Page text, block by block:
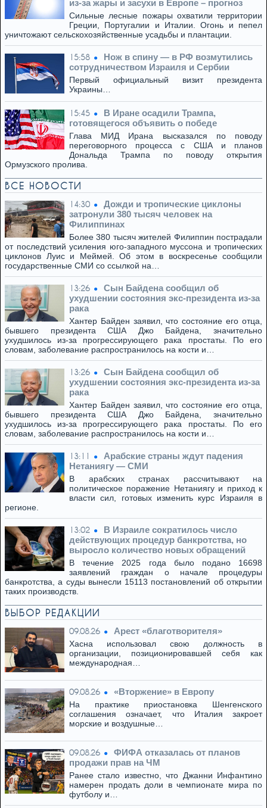
из-за жары и засухи в Европе – прогноз
Сильные лесные пожары охватили территории
Греции, Португалии и Италии. Огонь и пепел
уничтожают сельскохозяйственные усадьбы и плантации.
15:58
Нож в спину — в РФ возмутились
сотрудничеством Израиля и Сербии
Первый официальный визит президента
Украины…
15:45
В Иране осадили Трампа,
готовящегося объявить о победе
Глава МИД Ирана высказался по поводу
переговорного процесса с США и планов
Дональда Трампа по поводу открытия
Ормузского пролива.
ВСЕ НОВОСТИ
14:30
Дожди и тропические циклоны
затронули 380 тысяч человек на
Филиппинах
Более 380 тысяч жителей Филиппин пострадали
от последствий усиления юго-западного муссона и тропических
циклонов Луис и Меймей. Об этом в воскресенье сообщили
государственные СМИ со ссылкой на…
13:26
Сын Байдена сообщил об
ухудшении состояния экс-президента из-за
рака
Хантер Байден заявил, что состояние его отца,
бывшего президента США Джо Байдена, значительно
ухудшилось из-за прогрессирующего рака простаты. По его
словам, заболевание распространилось на кости и…
13:26
Сын Байдена сообщил об
ухудшении состояния экс-президента из-за
рака
Хантер Байден заявил, что состояние его отца,
бывшего президента США Джо Байдена, значительно
ухудшилось из-за прогрессирующего рака простаты. По его
словам, заболевание распространилось на кости и…
13:11
Арабские страны ждут падения
Нетаниягу — СМИ
В арабских странах рассчитывают на
политическое поражение Нетаниягу и приход к
власти сил, готовых изменить курс Израиля в
регионе.
13:02
В Израиле сократилось число
действующих процедур банкротства, но
выросло количество новых обращений
В течение 2025 года было подано 16698
заявлений граждан о начале процедуры
банкротства, а суды вынесли 15113 постановлений об открытии
таких производств.
ВЫБОР РЕДАКЦИИ
09.08.26 Арест «благотворителя»
Хасна использовал свою должность в
организации, позиционировавшей себя как
международная…
09.08.26 «Вторжение» в Европу
На практике приостановка Шенгенского
соглашения означает, что Италия закроет
морские и воздушные…
09.08.26
ФИФА отказалась от планов
продажи прав на ЧМ
Ранее стало известно, что Джанни Инфантино
намерен продать доли в чемпионате мира по
футболу и…